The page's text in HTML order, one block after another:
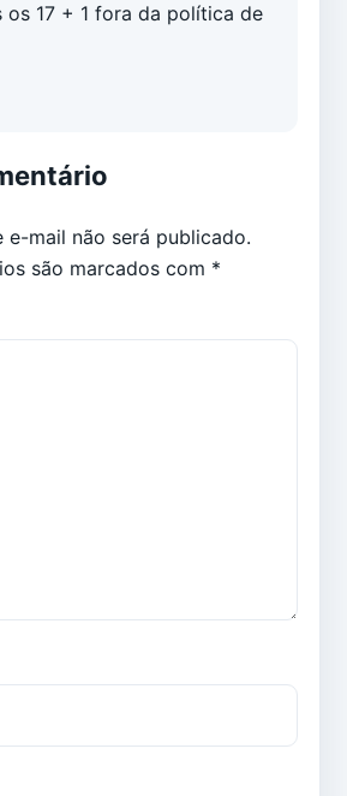
os 17 + 1 fora da política de
e-mail não será publicado.
são marcados com *